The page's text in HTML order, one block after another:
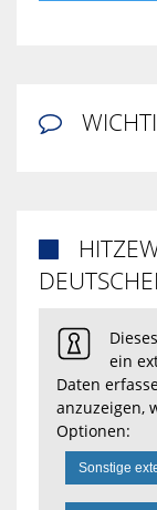

ein
Daten
anzuzeigen,
Optionen:
Sonstige